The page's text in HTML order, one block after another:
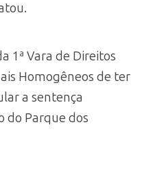
1ª Vara de Direitos
Homogêneos de ter
a sentença
do Parque dos